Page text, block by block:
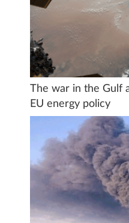
The war in the Gulf
EU energy policy